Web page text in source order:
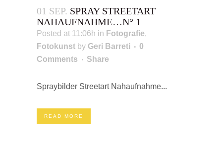
01 SEP. SPRAY STREETART
NAHAUFNAHME…N° 1
Posted at 11:06h in Fotografie,
Fotokunst by Geri Barreti
0
Comments
Share
Spraybilder Streetart Nahaufnahme...
READ MORE